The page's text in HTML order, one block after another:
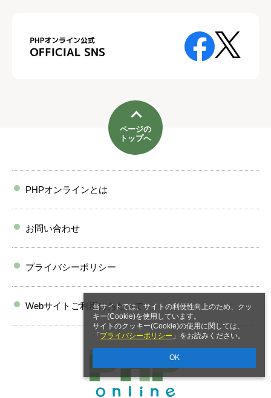
当サイトでは、サイトの利便性向上のため、クッ
キー(Cookie)を使用しています。
サイトのクッキー(Cookie)の使用に関しては、
「 プライバシーポリシー 」をお読みください。
OK
ページの
トップへ
PHPオンラインとは
お問い合わせ
プライバシーポリシー
Webサイトご利用にあたって